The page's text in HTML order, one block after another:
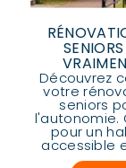
Découvrez
votre
seniors
l'autonomie.
pour un
accessible